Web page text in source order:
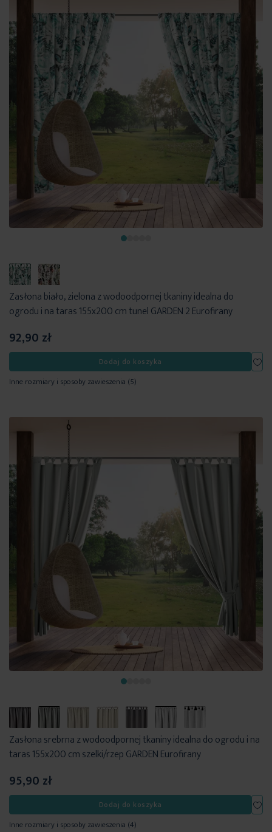
Zasłona biało, zielona z wodoodpornej tkaniny idealna do
ogrodu i na taras 155x200 cm tunel GARDEN 2 Eurofirany
92,90 zł
Dodaj do koszyka
Inne rozmiary i sposoby zawieszenia (5)
Zasłona srebrna z wodoodpornej tkaniny idealna do ogrodu i na
taras 155x200 cm szelki/rzep GARDEN Eurofirany
95,90 zł
Dodaj do koszyka
Inne rozmiary i sposoby zawieszenia (4)